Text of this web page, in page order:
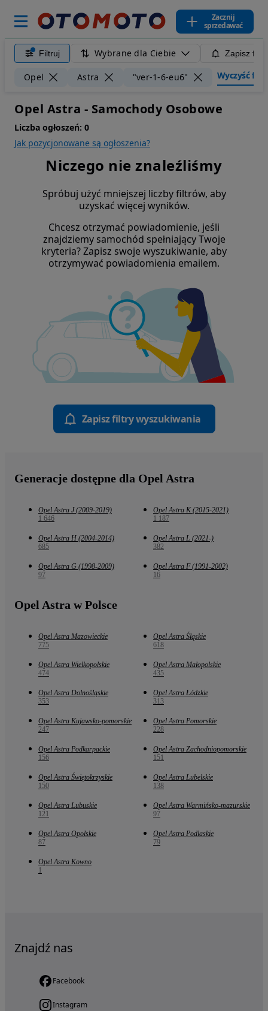
Zacznij
sprzedawać
Filtruj Wybrane dla Ciebie Zapisz
Opel Astra "ver-1-6-eu6" Wyczyść
Opel Astra - Samochody Osobowe
Liczba ogłoszeń: 0
Jak pozycjonowane są ogłoszenia?
Niczego nie znaleźliśmy
Spróbuj użyć mniejszej liczby filtrów, aby
uzyskać więcej wyników.
Chcesz otrzymać powiadomienie, jeśli
znajdziemy samochód spełniający Twoje
kryteria? Zapisz swoje wyszukiwanie, aby
otrzymywać powiadomienia emailem.
Zapisz filtry wyszukiwania
Generacje dostępne dla Opel Astra
Opel Astra J (2009-2019)
1 646
Opel Astra K (2015-2021)
1 187
Opel Astra H (2004-2014)
685
Opel Astra L (2021-)
382
Opel Astra G (1998-2009)
97
Opel Astra F (1991-2002)
16
Opel Astra w Polsce
Opel Astra Mazowieckie
775
Opel Astra Śląskie
618
Opel Astra Wielkopolskie
474
Opel Astra Małopolskie
435
Opel Astra Dolnośląskie
353
Opel Astra Łódzkie
313
Opel Astra Kujawsko-pomorskie
247
Opel Astra Pomorskie
228
Opel Astra Podkarpackie
156
Opel Astra Zachodniopomorskie
151
Opel Astra Świętokrzyskie
150
Opel Astra Lubelskie
138
Opel Astra Lubuskie
121
Opel Astra Warmińsko-mazurskie
97
Opel Astra Opolskie
87
Opel Astra Podlaskie
79
Opel Astra Kowno
1
Znajdź nas
Facebook
Instagram